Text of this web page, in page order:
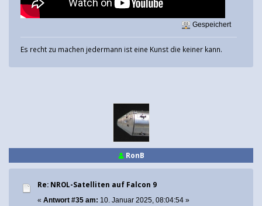
Gespeichert
Es recht zu machen jedermann ist eine Kunst die keiner kann.
RonB
Re: NROL-Satelliten auf Falcon 9
« Antwort #35 am: 10. Januar 2025, 08:04:54 »